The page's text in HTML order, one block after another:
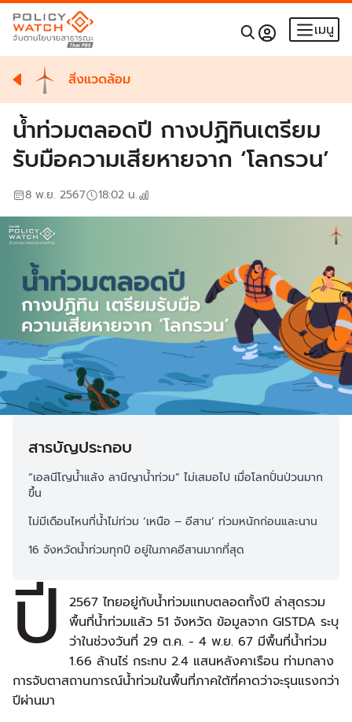
เมนู
สิ่งแวดล้อม
น้ำท่วมตลอดปี กางปฏิทินเตรียม
รับมือความเสียหายจาก ‘โลกรวน’
8 พ.ย. 2567 18:02 น.
สารบัญประกอบ
“เอลนีโญน้ำแล้ง ลานีญาน้ำท่วม” ไม่เสมอไป เมื่อโลกปั่นป่วนมาก
ขึ้น
ไม่มีเดือนไหนที่น้ำไม่ท่วม ‘เหนือ – อีสาน’ ท่วมหนักก่อนและนาน
16 จังหวัดน้ำท่วมทุกปี อยู่ในภาคอีสานมากที่สุด
ปี
2567 ไทยอยู่กับน้ำท่วมแทบตลอดทั้งปี ล่าสุดรวม
พื้นที่น้ำท่วมแล้ว 51 จังหวัด ข้อมูลจาก GISTDA ระบุ
ว่าในช่วงวันที่ 29 ต.ค. - 4 พ.ย. 67 มีพื้นที่น้ำท่วม
1.66 ล้านไร่ กระทบ 2.4 แสนหลังคาเรือน ท่ามกลาง
การจับตาสถานการณ์น้ำท่วมในพื้นที่ภาคใต้ที่คาดว่าจะรุนแรงกว่า
ปีผ่านมา